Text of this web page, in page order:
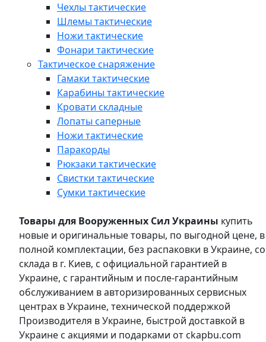
Чехлы тактические
Шлемы тактические
Ножи тактические
Фонари тактические
Тактическое снаряжение
Гамаки тактические
Карабины тактические
Кровати складные
Лопаты саперные
Ножи тактические
Паракорды
Рюкзаки тактические
Свистки тактические
Сумки тактические
Товары для Вооруженных Сил Украины купить
новые и оригинальные товары, по выгодной цене, в
полной комплектации, без распаковки в Украине, со
склада в г. Киев, с официальной гарантией в
Украине, с гарантийным и после-гарантийным
обслуживанием в авторизированных сервисных
центрах в Украине, технической поддержкой
Производителя в Украине, быстрой доставкой в
Украине с акциями и подарками от ckapbu.com